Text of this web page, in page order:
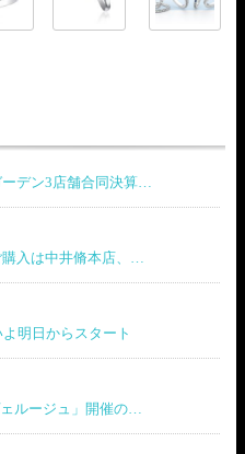
デン3店舗合同決算…
入は中井脩本店、…
明日からスタート
ルージュ」開催の…